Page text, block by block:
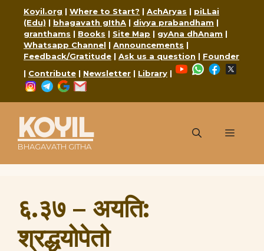
content
Koyil.org | Where to Start? | AchAryas | piLLai
(Edu) | bhagavath gIthA | divya prabandham |
granthams | Books | Site Map | gyAna dhAnam |
Whatsapp Channel | Announcements |
Feedback/Gratitude | Ask us a question | Founder
| Contribute | Newsletter | Library |
YouTubeWhatsApp
Facebook
Instagram
Telegram
Google
KOYIL
BHAGAVATH GITHA
Menu
६.३७ – अयति:
श्रद्धयोपेतो